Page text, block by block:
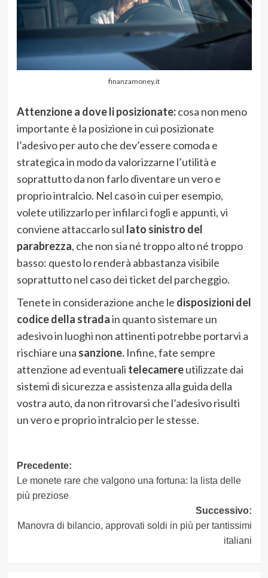
finanzamoney.it
Attenzione a dove li posizionate:cosa non meno
importante è la posizione in cui posizionate
l’adesivo per auto che dev’essere comoda e
strategica in modo da valorizzarne l’utilità e
soprattutto da non farlo diventare un vero e
proprio intralcio. Nel caso in cui per esempio,
volete utilizzarlo per infilarci fogli e appunti, vi
conviene attaccarlo sul lato sinistro del
parabrezza, che non sia né troppo alto né troppo
basso: questo lo renderà abbastanza visibile
soprattutto nel caso dei ticket del parcheggio.
Tenete in considerazione anche le disposizioni del
codice della stradain quanto sistemare un
adesivo in luoghi non attinenti potrebbe portarvi a
rischiare una sanzione.Infine, fate sempre
attenzione ad eventuali telecamereutilizzate dai
sistemi di sicurezza e assistenza alla guida della
vostra auto, da non ritrovarsi che l’adesivo risulti
un vero e proprio intralcio per le stesse.
Navigazione
articolo
Precedente:
Le monete rare che valgono una fortuna: la lista delle
più preziose
Successivo:
Manovra di bilancio, approvati soldi in più per tantissimi
italiani